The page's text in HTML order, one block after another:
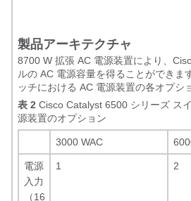
製品アーキテクチャ
8700 W 拡張 AC 電源装置により、
ルの AC 電源容量を得ることができ
ッチにおける AC 電源装置の各オプシ
表 2 Cisco Catalyst 6500 シリーズ ス
源装置のオプション
3000 WAC
電源
入力
（16
1 2